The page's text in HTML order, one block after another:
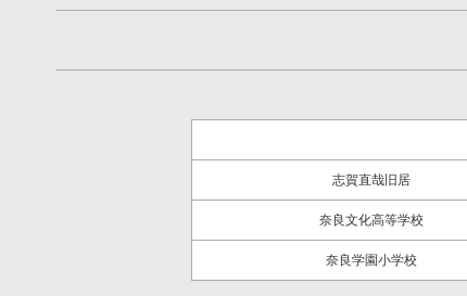
志賀直哉旧居
奈良文化高等学校
奈良学園小学校